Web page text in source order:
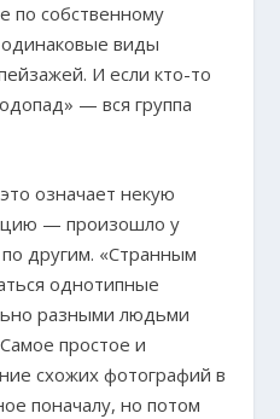
по собственному
виды
И если кто-то
— вся группа
означает некую
— произошло у
другим. «Странным
однотипные
разными людьми
простое и
схожих фотографий в
поначалу, но потом